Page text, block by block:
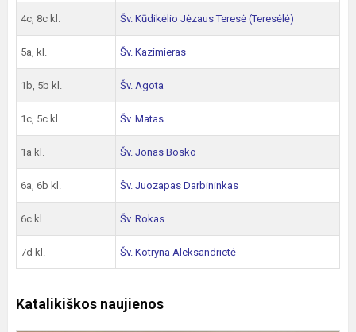
4c, 8c kl. Šv. Kūdikėlio Jėzaus Teresė (Teresėlė)
5a, kl. Šv. Kazimieras
1b, 5b kl. Šv. Agota
1c, 5c kl. Šv. Matas
1a kl. Šv. Jonas Bosko
6a, 6b kl. Šv. Juozapas Darbininkas
6c kl. Šv. Rokas
7d kl. Šv. Kotryna Aleksandrietė
Katalikiškos naujienos